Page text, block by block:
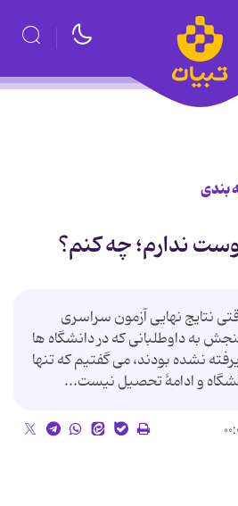
بندی
ندارم؛ چه کنم؟
نتایج نهایی آزمون سراسری
به داوطلبانی که در دانشگاه ها
نشده بودند، می گفتیم که تنها
و ادامۀ تحصیل نیست...